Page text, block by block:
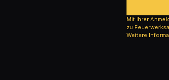
Mit Ihrer
zu
Weitere